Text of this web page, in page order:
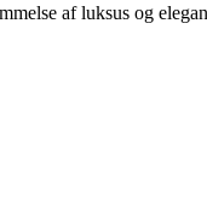
af luksus og